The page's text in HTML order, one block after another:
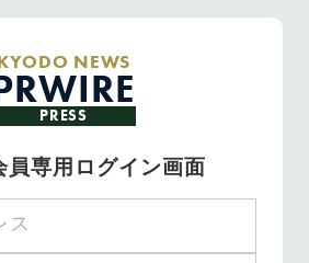
NEWS
PRESS
員専用ログイン画面